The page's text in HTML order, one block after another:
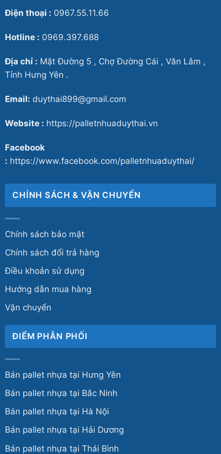
Điện thoại : 0967.55.11.66
Hotline : 0969.397.688
Địa chỉ : Mặt Đường 5 , Chợ Đường Cái , Văn Lâm ,
Tỉnh Hưng Yên .
Email: duythai899@gmail.com
Website : https://palletnhuaduythai.vn
Facebook
: https://www.facebook.com/palletnhuaduythai/
CHÍNH SÁCH & VẬN CHUYỂN
Chính sách bảo mật
Chính sách đổi trả hàng
Điều khoản sử dụng
Hướng dẫn mua hàng
Vận chuyển
ĐIỂM PHÂN PHỐI
Bán pallet nhựa tại Hưng Yên
Bán pallet nhựa tại Bắc Ninh
Bán pallet nhựa tại Hà Nội
Bán pallet nhựa tại Hải Dương
Bán pallet nhựa tại Thái Bình